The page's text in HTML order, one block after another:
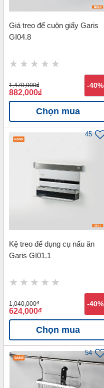
Giá treo để cuộn giấy Garis
GI04.8
1,470,000đ
882,000đ
-40%
Chọn mua
45
Kệ treo để dụng cụ nấu ăn
Garis GI01.1
1,040,000đ
624,000đ
-40%
Chọn mua
54